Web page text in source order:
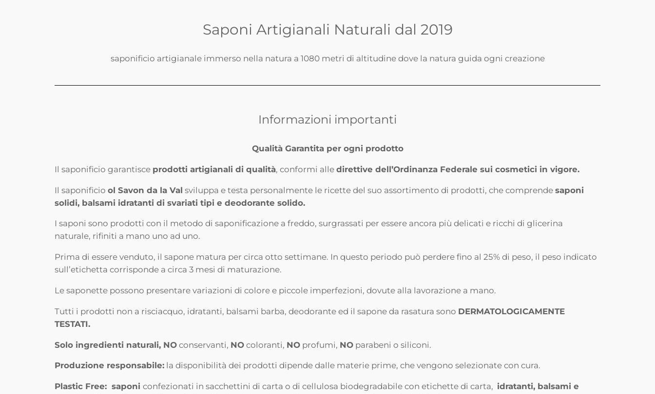
Saponi Artigianali Naturali dal 2019
saponificio artigianale immerso nella natura a 1080 metri di altitudine dove la natura guida ogni creazione
Informazioni importanti
Qualità Garantita per ogni prodotto
Il saponificio garantisce prodotti artigianali di qualità, conformi alle direttive dell’Ordinanza Federale sui cosmetici in vigore.
Il saponificio ol Savon da la Val sviluppa e testa personalmente le ricette del suo assortimento di prodotti, che comprende saponi
solidi, balsami idratanti di svariati tipi e deodorante solido.
I saponi sono prodotti con il metodo di saponificazione a freddo, surgrassati per essere ancora più delicati e ricchi di glicerina
naturale, rifiniti a mano uno ad uno.
Prima di essere venduto, il sapone matura per circa otto settimane. In questo periodo può perdere fino al 25% di peso, il peso indicato
sull’etichetta corrisponde a circa 3 mesi di maturazione.
Le saponette possono presentare variazioni di colore e piccole imperfezioni, dovute alla lavorazione a mano.
Tutti i prodotti non a risciacquo, idratanti, balsami barba, deodorante ed il sapone da rasatura sono DERMATOLOGICAMENTE
TESTATI.
Solo ingredienti naturali, NO conservanti, NO coloranti, NO profumi, NO parabeni o siliconi.
Produzione responsabile: la disponibilità dei prodotti dipende dalle materie prime, che vengono selezionate con cura.
Plastic Free: saponi confezionati in sacchettini di carta o di cellulosa biodegradabile con etichette di carta, idratanti, balsami e